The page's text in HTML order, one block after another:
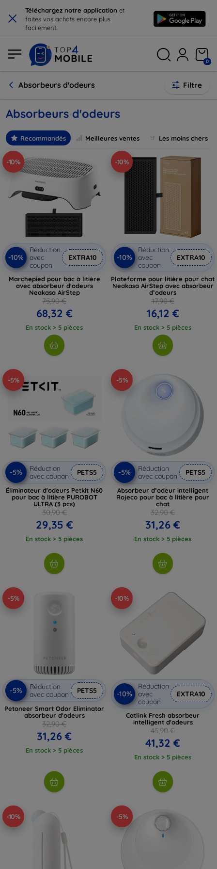
× Téléchargez notre application et
faites vos achats encore plus
facilement.
0
Absorbeurs d'odeurs Filtre
Absorbeurs d'odeurs
Recommandés Meilleures ventes Les moins chers
-10%
-10%
Réduction
avec
coupon
EXTRA10
Marchepied pour bac à litière
avec absorbeur d'odeurs
Neakasa AirStep
75,90 €
68,32 €
En stock > 5 pièces
-10%
-10%
Réduction
avec
coupon
EXTRA10
Plateforme pour litière pour chat
Neakasa AirStep avec absorbeur
d’odeurs
17,90 €
16,12 €
En stock > 5 pièces
-5%
-5%
Réduction
avec coupon
PETS5
Éliminateur d'odeurs Petkit N60
pour bac à litière PUROBOT
ULTRA (3 pcs)
30,90 €
29,35 €
En stock > 5 pièces
-5%
-5%
Réduction
avec coupon
PETS5
Absorbeur d’odeur intelligent
Rojeco pour bac à litière pour
chat
32,90 €
31,26 €
En stock > 5 pièces
-5%
-5%
Réduction
avec coupon
PETS5
Petoneer Smart Odor Eliminator
absorbeur d'odeurs
32,90 €
31,26 €
En stock > 5 pièces
-10%
-10%
Réduction
avec
coupon
EXTRA10
Catlink Fresh absorbeur
intelligent d'odeurs
45,90 €
41,32 €
En stock > 5 pièces
-10% -5%